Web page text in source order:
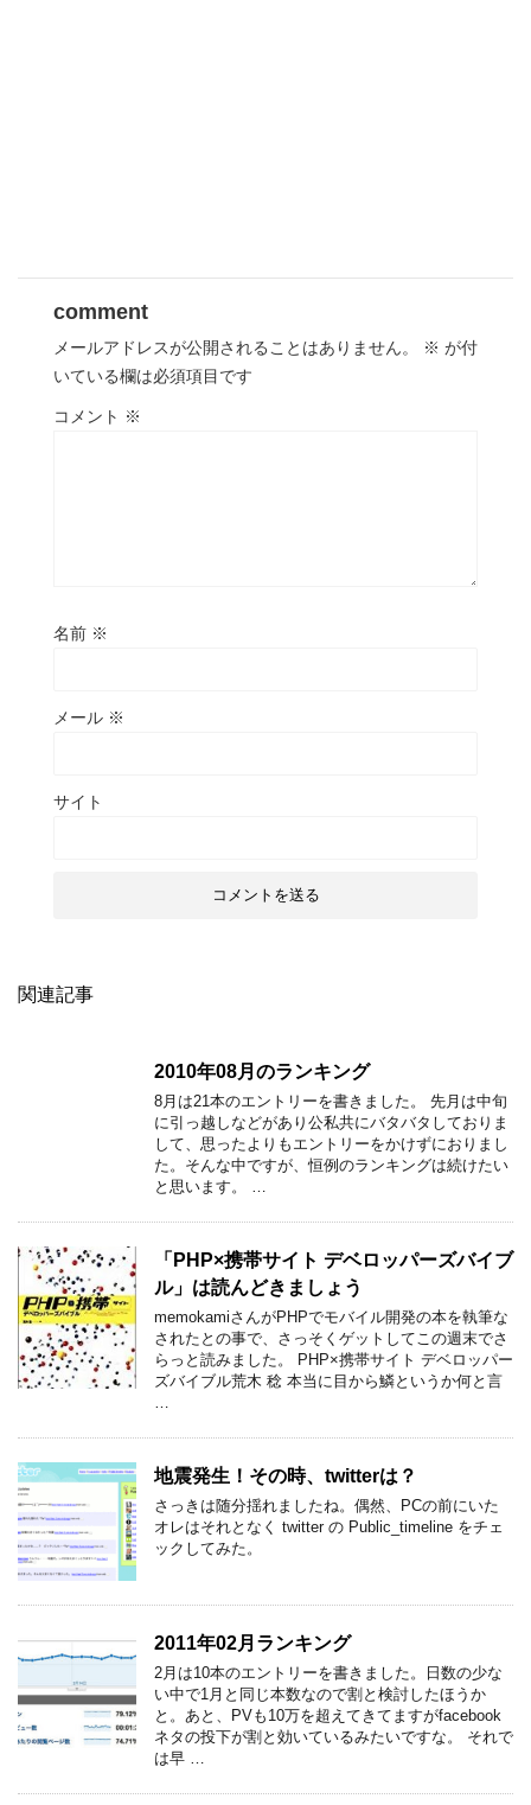
comment
メールアドレスが公開されることはありません。 ※ が付
いている欄は必須項目です
コメント ※
名前 ※
メール ※
サイト
関連記事
2010年08月のランキング
8月は21本のエントリーを書きました。 先月は中旬
に引っ越しなどがあり公私共にバタバタしておりま
して、思ったよりもエントリーをかけずにおりまし
た。そんな中ですが、恒例のランキングは続けたい
と思います。 …
「PHP×携帯サイト デベロッパーズバイブ
ル」は読んどきましょう
memokamiさんがPHPでモバイル開発の本を執筆な
されたとの事で、さっそくゲットしてこの週末でさ
らっと読みました。 PHP×携帯サイト デベロッパー
ズバイブル荒木 稔 本当に目から鱗というか何と言
地震発生！その時、twitterは？
さっきは随分揺れましたね。偶然、PCの前にいた
オレはそれとなく twitter の Public_timeline をチェ
ックしてみた。
2011年02月ランキング
2月は10本のエントリーを書きました。日数の少な
い中で1月と同じ本数なので割と検討したほうか
と。あと、PVも10万を超えてきてますがfacebook
ネタの投下が割と効いているみたいですな。 それで
は早 …